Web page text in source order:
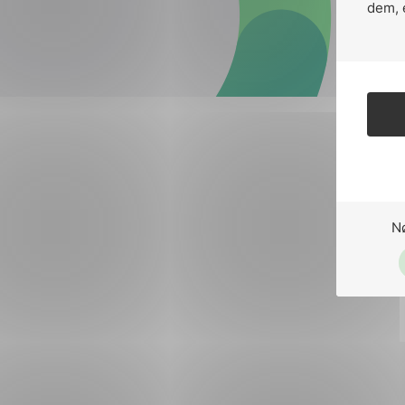
dem,
Forsvar og beredskap
Industri og automatisering
Lavspenning
Maritime elinstallasjoner